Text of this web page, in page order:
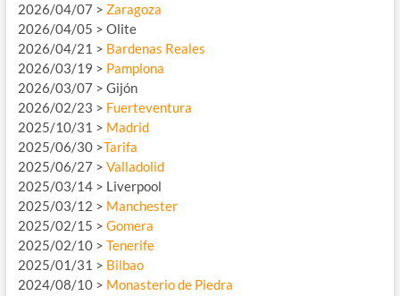
2026/04/07 > Zaragoza
2026/04/05 > Olite
2026/04/21 > Bardenas Reales
2026/03/19 > Pamplona
2026/03/07 > Gijón
2026/02/23 > Fuerteventura
2025/10/31 > Madrid
2025/06/30 >Tarifa
2025/06/27 > Valladolid
2025/03/14 > Liverpool
2025/03/12 > Manchester
2025/02/15 > Gomera
2025/02/10 > Tenerife
2025/01/31 > Bilbao
2024/08/10 > Monasterio de Piedra